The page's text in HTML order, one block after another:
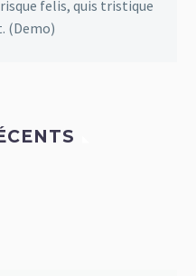
felis, quis tristique
(Demo)